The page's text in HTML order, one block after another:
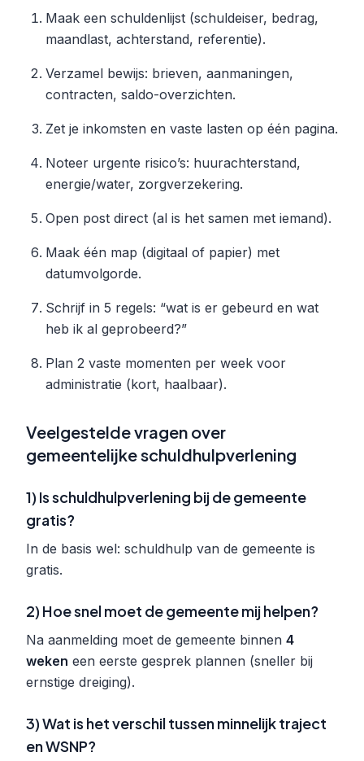
Maak een schuldenlijst (schuldeiser, bedrag,
maandlast, achterstand, referentie).
Verzamel bewijs: brieven, aanmaningen,
contracten, saldo-overzichten.
Zet je inkomsten en vaste lasten op één pagina.
Noteer urgente risico’s: huurachterstand,
energie/water, zorgverzekering.
Open post direct (al is het samen met iemand).
Maak één map (digitaal of papier) met
datumvolgorde.
Schrijf in 5 regels: “wat is er gebeurd en wat
heb ik al geprobeerd?”
Plan 2 vaste momenten per week voor
administratie (kort, haalbaar).
Veelgestelde vragen over
gemeentelijke schuldhulpverlening
1) Is schuldhulpverlening bij de gemeente
gratis?
In de basis wel: schuldhulp van de gemeente is
gratis.
2) Hoe snel moet de gemeente mij helpen?
Na aanmelding moet de gemeente binnen 4
weken een eerste gesprek plannen (sneller bij
ernstige dreiging).
3) Wat is het verschil tussen minnelijk traject
en WSNP?